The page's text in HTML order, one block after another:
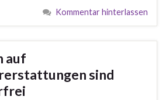
Kommentar hinterlassen
auf
sind